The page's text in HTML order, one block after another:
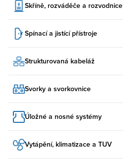
Skříně, rozváděče a rozvodnice
Spínací a jistící přístroje
Strukturovaná kabeláž
Svorky a svorkovnice
Úložné a nosné systémy
Vytápění, klimatizace a TUV